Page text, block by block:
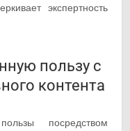
экспертность
пользу с
контента
посредством